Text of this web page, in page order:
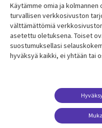
Resurssikeskus
Library
FINLAND
Asiakastarinat
Media
FINLAND
Käytämme omia ja
turvallisen verkkosivuston
välttämättömiä
asetettu oletuksena. Toiset
suostumuksellasi
hyväksyä kaikki, ei yhtään tai